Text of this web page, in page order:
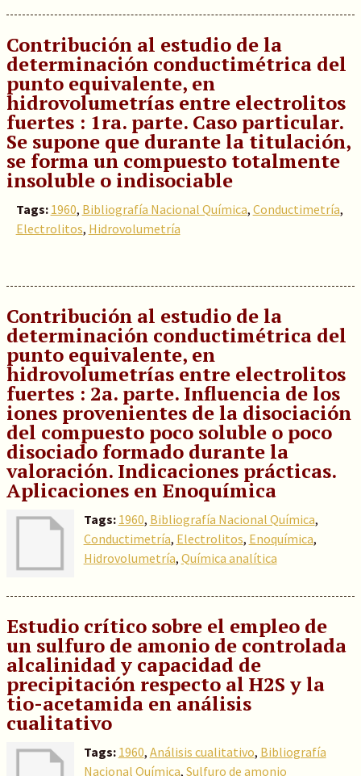
Contribución al estudio de la
determinación conductimétrica del
punto equivalente, en
hidrovolumetrías entre electrolitos
fuertes : 1ra. parte. Caso particular.
Se supone que durante la titulación,
se forma un compuesto totalmente
insoluble o indisociable
Tags: 1960, Bibliografía Nacional Química, Conductimetría,
Electrolitos, Hidrovolumetría
Contribución al estudio de la
determinación conductimétrica del
punto equivalente, en
hidrovolumetrías entre electrolitos
fuertes : 2a. parte. Influencia de los
iones provenientes de la disociación
del compuesto poco soluble o poco
disociado formado durante la
valoración. Indicaciones prácticas.
Aplicaciones en Enoquímica
Tags: 1960, Bibliografía Nacional Química,
Conductimetría, Electrolitos, Enoquímica,
Hidrovolumetría, Química analítica
Estudio crítico sobre el empleo de
un sulfuro de amonio de controlada
alcalinidad y capacidad de
precipitación respecto al H2S y la
tio-acetamida en análisis
cualitativo
Tags: 1960, Análisis cualitativo, Bibliografía
Nacional Química, Sulfuro de amonio